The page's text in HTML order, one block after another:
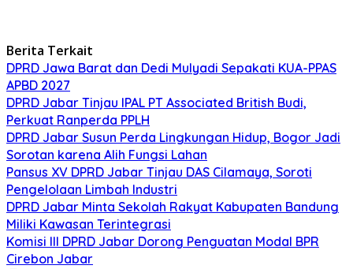
Berita Terkait
DPRD Jawa Barat dan Dedi Mulyadi Sepakati KUA-PPAS
APBD 2027
DPRD Jabar Tinjau IPAL PT Associated British Budi,
Perkuat Ranperda PPLH
DPRD Jabar Susun Perda Lingkungan Hidup, Bogor Jadi
Sorotan karena Alih Fungsi Lahan
Pansus XV DPRD Jabar Tinjau DAS Cilamaya, Soroti
Pengelolaan Limbah Industri
DPRD Jabar Minta Sekolah Rakyat Kabupaten Bandung
Miliki Kawasan Terintegrasi
Komisi III DPRD Jabar Dorong Penguatan Modal BPR
Cirebon Jabar